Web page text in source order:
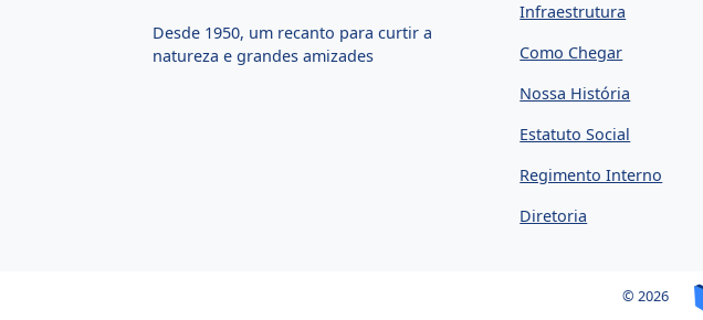
Desde 1950, um recanto para curtir a
natureza e grandes amizades
Infraestrutura
Como Chegar
Nossa História
Estatuto Social
Regimento Interno
Diretoria
© 2026